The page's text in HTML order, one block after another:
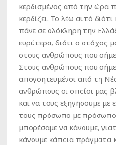
κερδισμένος από την ώρα
κερδίζει. Το λέω αυτό
πάνε σε ολόκληρη την
ευρύτερα, διότι ο στόχος
στους ανθρώπους που
Στους ανθρώπους που
απογοητευμένοι από τη
ανθρώπους οι οποίοι μας
και να τους εξηγήσουμε με
τους πρόσωπο με πρόσωπο,
μπορέσαμε να κάνουμε,
κάνουμε κάποια πράγματα